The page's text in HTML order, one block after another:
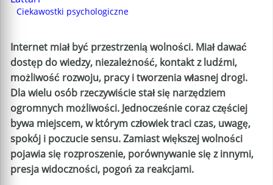
Ciekawostki psychologiczne
Internet miał być przestrzenią wolności. Miał dawać
dostęp do wiedzy, niezależność, kontakt z ludźmi,
możliwość rozwoju, pracy i tworzenia własnej drogi.
Dla wielu osób rzeczywiście stał się narzędziem
ogromnych możliwości. Jednocześnie coraz częściej
bywa miejscem, w którym człowiek traci czas, uwagę,
spokój i poczucie sensu. Zamiast większej wolności
pojawia się rozproszenie, porównywanie się z innymi,
presja widoczności, pogoń za reakcjami.